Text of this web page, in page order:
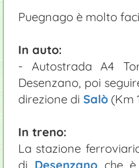
Puegnago è molto
In auto:
- Autostrada A4
Desenzano, poi
direzione di Salò (Km
In treno:
La stazione
di Desenzanoche è